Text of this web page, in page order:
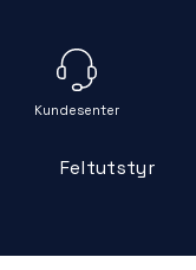
Feltutstyr